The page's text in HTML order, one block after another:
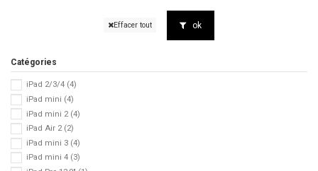
Effacer tout ok
Catégories
iPad 2/3/4 (4)
iPad mini (4)
iPad mini 2 (4)
iPad Air 2 (2)
iPad mini 3 (4)
iPad mini 4 (3)